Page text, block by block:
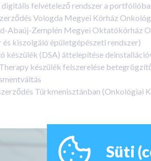
felvételező rendszer a
Vologda Megyei Kórház
Abaúj-Zemplén Megyei Oktatókórház
kiszolgáló épületgépészeti rendszer)
készülék (DSA) áttelepítése
készülék felszerelése
Türkmenisztánban (Onkológiai
Süti